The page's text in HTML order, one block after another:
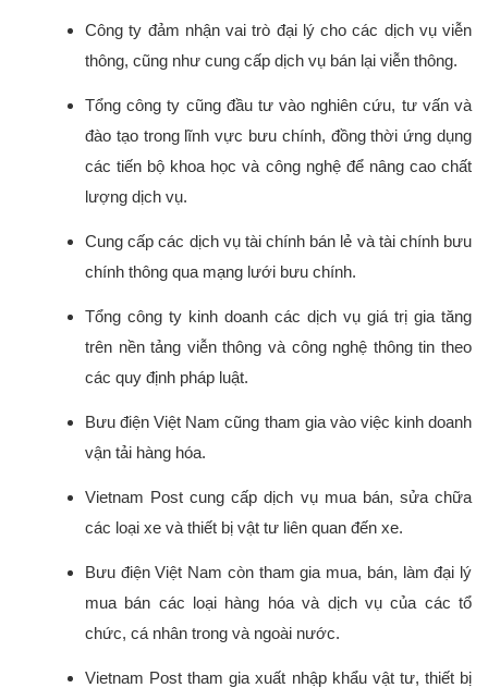
Công ty đảm nhận vai trò đại lý cho các dịch vụ viễn
thông, cũng như cung cấp dịch vụ bán lại viễn thông.
Tổng công ty cũng đầu tư vào nghiên cứu, tư vấn và
đào tạo trong lĩnh vực bưu chính, đồng thời ứng dụng
các tiến bộ khoa học và công nghệ để nâng cao chất
lượng dịch vụ.
Cung cấp các dịch vụ tài chính bán lẻ và tài chính bưu
chính thông qua mạng lưới bưu chính.
Tổng công ty kinh doanh các dịch vụ giá trị gia tăng
trên nền tảng viễn thông và công nghệ thông tin theo
các quy định pháp luật.
Bưu điện Việt Nam cũng tham gia vào việc kinh doanh
vận tải hàng hóa.
Vietnam Post cung cấp dịch vụ mua bán, sửa chữa
các loại xe và thiết bị vật tư liên quan đến xe.
Bưu điện Việt Nam còn tham gia mua, bán, làm đại lý
mua bán các loại hàng hóa và dịch vụ của các tổ
chức, cá nhân trong và ngoài nước.
Vietnam Post tham gia xuất nhập khẩu vật tư, thiết bị